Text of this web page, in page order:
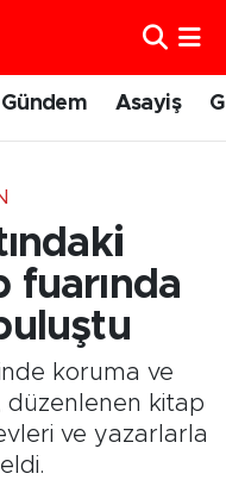
Gündem Asayiş
fuarında
koruma ve
düzenlenen kitap
ve yazarlarla
Haritası
Fikstür